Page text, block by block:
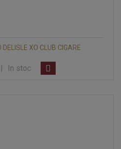
DELISLE XO CLUB CIGARE
In stoc